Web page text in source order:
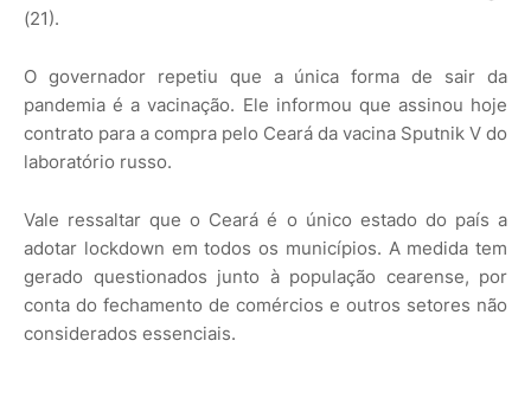
(21).
O governador repetiu que a única forma de sair da
pandemia é a vacinação. Ele informou que assinou hoje
contrato para a compra pelo Ceará da vacina Sputnik V do
laboratório russo.
Vale ressaltar que o Ceará é o único estado do país a
adotar lockdown em todos os municípios. A medida tem
gerado questionados junto à população cearense, por
conta do fechamento de comércios e outros setores não
considerados essenciais.